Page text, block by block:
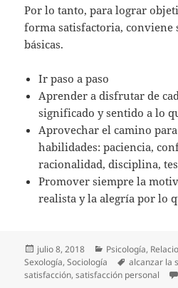
Por lo tanto, para lograr
forma satisfactoria, conviene
básicas.
Ir paso a paso
Aprender a disfrutar de
significado y sentido a lo
Aprovechar el camino
habilidades: paciencia,
racionalidad, disciplina,
Promover siempre la
realista y la alegría por lo
Publicado
el
julio 8, 2018 Categorías
Psicología,
Sexología,Sociología Etiquetas
alcanzar la
satisfacción,satisfacción personal